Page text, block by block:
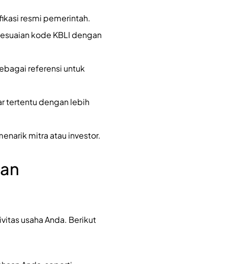
resmi pemerintah.
kode KBLI dengan
referensi untuk
tertentu dengan lebih
mitra atau investor.
usaha Anda. Berikut